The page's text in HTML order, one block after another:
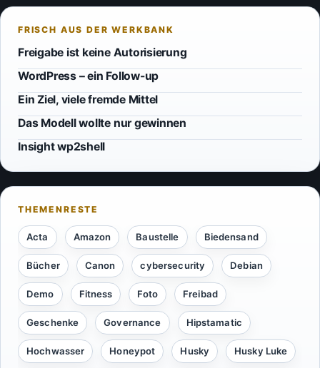
Freigabe ist keine Autorisierung
WordPress – ein Follow-up
Ein Ziel, viele fremde Mittel
Das Modell wollte nur gewinnen
Insight wp2shell
Acta Amazon Baustelle Biedensand
Bücher Canon cybersecurity Debian
Demo Fitness Foto Freibad
Geschenke Governance Hipstamatic
Hochwasser Honeypot Husky Husky Luke